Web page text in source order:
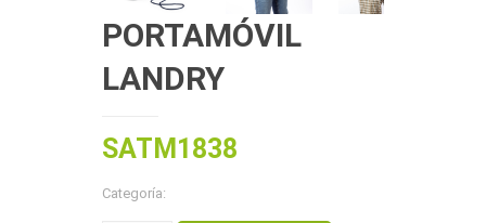
PORTAMÓVIL
LANDRY
SATM1838
Categoría: